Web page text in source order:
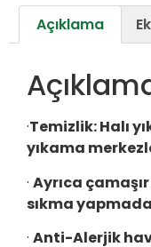
Açıklama
·Temizlik:Halı
yıkama
· Ayrıca
sıkma
· Anti-Alerjik